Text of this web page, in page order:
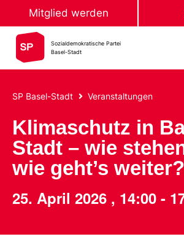
Mitglied werden
Sozialdemokratische Partei
Basel-Stadt
SP Basel-Stadt Veranstaltungen
Klimaschutz in
Stadt – wie
wie geht’s weiter?
25. April 2026 , 14:00 -